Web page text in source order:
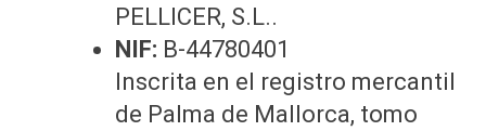
PELLICER, S.L..
NIF: B-44780401
Inscrita en el registro mercantil
de Palma de Mallorca, tomo